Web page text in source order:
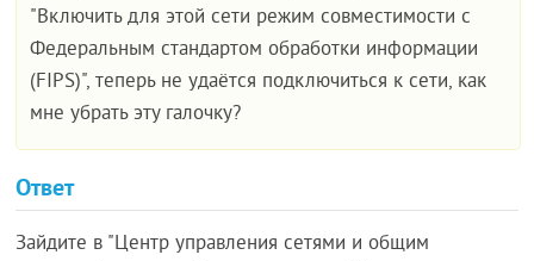
"Включить для этой сети режим совместимости с
Федеральным стандартом обработки информации
(FIPS)", теперь не удаётся подключиться к сети, как
мне убрать эту галочку?
Ответ
Зайдите в "Центр управления сетями и общим